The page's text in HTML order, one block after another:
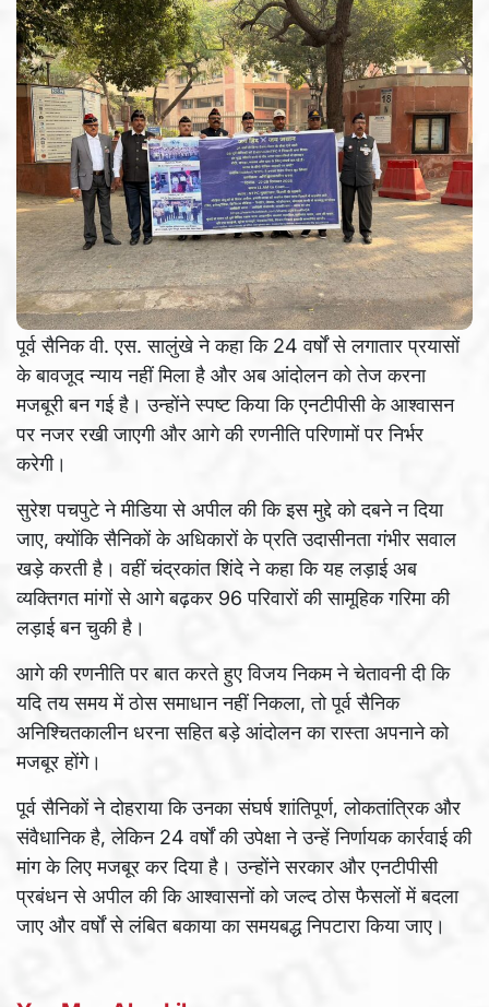
पूर्व सैनिक वी. एस. सालुंखे ने कहा कि 24 वर्षों से लगातार प्रयासों
के बावजूद न्याय नहीं मिला है और अब आंदोलन को तेज करना
मजबूरी बन गई है। उन्होंने स्पष्ट किया कि एनटीपीसी के आश्वासन
पर नजर रखी जाएगी और आगे की रणनीति परिणामों पर निर्भर
करेगी।
सुरेश पचपुटे ने मीडिया से अपील की कि इस मुद्दे को दबने न दिया
जाए, क्योंकि सैनिकों के अधिकारों के प्रति उदासीनता गंभीर सवाल
खड़े करती है। वहीं चंद्रकांत शिंदे ने कहा कि यह लड़ाई अब
व्यक्तिगत मांगों से आगे बढ़कर 96 परिवारों की सामूहिक गरिमा की
लड़ाई बन चुकी है।
आगे की रणनीति पर बात करते हुए विजय निकम ने चेतावनी दी कि
यदि तय समय में ठोस समाधान नहीं निकला, तो पूर्व सैनिक
अनिश्चितकालीन धरना सहित बड़े आंदोलन का रास्ता अपनाने को
मजबूर होंगे।
पूर्व सैनिकों ने दोहराया कि उनका संघर्ष शांतिपूर्ण, लोकतांत्रिक और
संवैधानिक है, लेकिन 24 वर्षों की उपेक्षा ने उन्हें निर्णायक कार्रवाई की
मांग के लिए मजबूर कर दिया है। उन्होंने सरकार और एनटीपीसी
प्रबंधन से अपील की कि आश्वासनों को जल्द ठोस फैसलों में बदला
जाए और वर्षों से लंबित बकाया का समयबद्ध निपटारा किया जाए।